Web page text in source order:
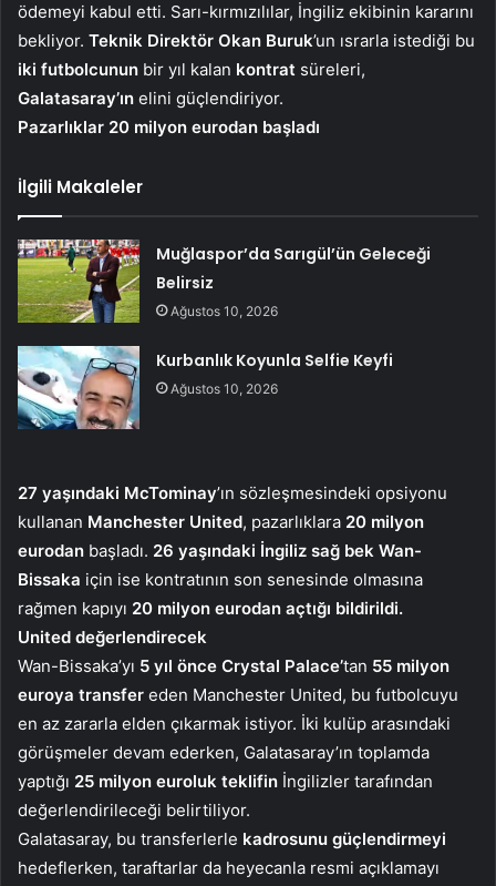
ödemeyi kabul etti. Sarı-kırmızılılar, İngiliz ekibinin kararını
bekliyor. Teknik Direktör Okan Buruk’un ısrarla istediği bu
iki futbolcunun bir yıl kalan kontrat süreleri,
Galatasaray’ın elini güçlendiriyor.
Pazarlıklar 20 milyon eurodan başladı
İlgili Makaleler
Muğlaspor’da Sarıgül’ün Geleceği
Belirsiz
Ağustos 10, 2026
Kurbanlık Koyunla Selfie Keyfi
Ağustos 10, 2026
27 yaşındaki McTominay’ın sözleşmesindeki opsiyonu
kullanan Manchester United, pazarlıklara 20 milyon
eurodan başladı. 26 yaşındaki İngiliz sağ bek Wan-
Bissaka için ise kontratının son senesinde olmasına
rağmen kapıyı 20 milyon eurodan açtığı bildirildi.
United değerlendirecek
Wan-Bissaka’yı 5 yıl önce Crystal Palace’tan 55 milyon
euroya transfer eden Manchester United, bu futbolcuyu
en az zararla elden çıkarmak istiyor. İki kulüp arasındaki
görüşmeler devam ederken, Galatasaray’ın toplamda
yaptığı 25 milyon euroluk teklifin İngilizler tarafından
değerlendirileceği belirtiliyor.
Galatasaray, bu transferlerle kadrosunu güçlendirmeyi
hedeflerken, taraftarlar da heyecanla resmi açıklamayı